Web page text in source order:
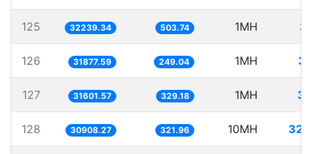
125 32239.34 503.74 1MH
126 31877.59 249.04 1MH
127 31601.57 329.18 1MH
128 30908.27 321.96 10MH